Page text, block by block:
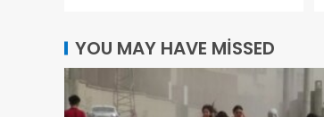
YOU MAY HAVE MISSED